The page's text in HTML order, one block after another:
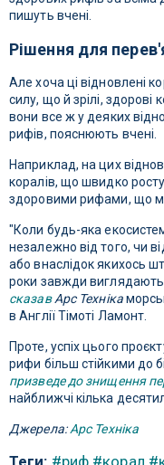
пишуть вчені.
Рішення для
Але хоча ці відновлені
силу, що й зрілі, здорові
вони все ж у деяких
рифів, пояснюють вчені.
Наприклад, на цих
коралів, що швидко
здоровими рифами, що
"Коли будь-яка
незалежно від того, чи
або внаслідок якихось
роки завжди виглядають
сказав Арс Техніка
в Англії Тімоті Ламонт.
Проте, успіх цього
рифи більш стійкими до
призведе до знищення
найближчі кілька
Джерела:Арс Техніка